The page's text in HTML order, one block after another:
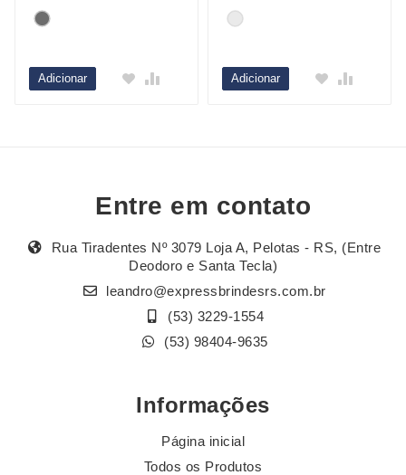
Adicionar Adicionar
Entre em contato
Rua Tiradentes Nº 3079 Loja A, Pelotas - RS, (Entre
Deodoro e Santa Tecla)
leandro@expressbrindesrs.com.br
(53) 3229-1554
(53) 98404-9635
Informações
Página inicial
Todos os Produtos